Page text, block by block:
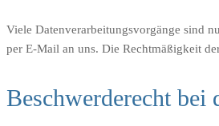
Viele Datenverarbeitungsvorgänge sind
per E-Mail an uns. Die Rechtmäßigkeit
Beschwerderecht bei